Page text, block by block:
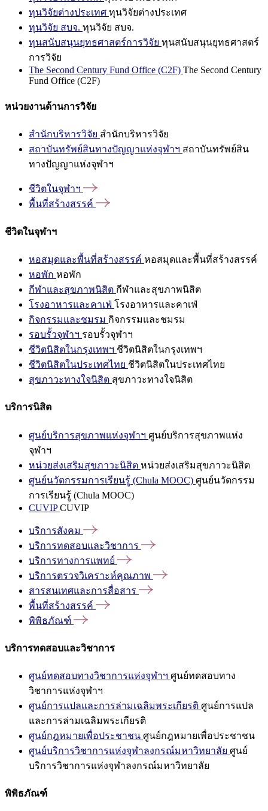
ทุนวิจัยต่างประเทศ ทุนวิจัยต่างประเทศ
ทุนวิจัย สบจ. ทุนวิจัย สบจ.
ทุนสนับสนุนยุทธศาสตร์การวิจัย ทุนสนับสนุนยุทธศาสตร์
การวิจัย
The Second Century Fund Office (C2F) The Second Century
Fund Office (C2F)
หน่วยงานด้านการวิจัย
สำนักบริหารวิจัย สำนักบริหารวิจัย
สถาบันทรัพย์สินทางปัญญาแห่งจุฬาฯ สถาบันทรัพย์สิน
ทางปัญญาแห่งจุฬาฯ
ชีวิตในจุฬาฯ
พื้นที่สร้างสรรค์
ชีวิตในจุฬาฯ
หอสมุดและพื้นที่สร้างสรรค์ หอสมุดและพื้นที่สร้างสรรค์
หอพัก หอพัก
กีฬาและสุขภาพนิสิต กีฬาและสุขภาพนิสิต
โรงอาหารและคาเฟ่ โรงอาหารและคาเฟ่
กิจกรรมและชมรม กิจกรรมและชมรม
รอบรั้วจุฬาฯ รอบรั้วจุฬาฯ
ชีวิตนิสิตในกรุงเทพฯ ชีวิตนิสิตในกรุงเทพฯ
ชีวิตนิสิตในประเทศไทย ชีวิตนิสิตในประเทศไทย
สุขภาวะทางใจนิสิต สุขภาวะทางใจนิสิต
บริการนิสิต
ศูนย์บริการสุขภาพแห่งจุฬาฯ ศูนย์บริการสุขภาพแห่ง
จุฬาฯ
หน่วยส่งเสริมสุขภาวะนิสิต หน่วยส่งเสริมสุขภาวะนิสิต
ศูนย์นวัตกรรมการเรียนรู้ (Chula MOOC) ศูนย์นวัตกรรม
การเรียนรู้ (Chula MOOC)
CUVIPCUVIP
บริการสังคม
บริการทดสอบและวิชาการ
บริการทางการแพทย์
บริการตรวจวิเคราะห์คุณภาพ
สารสนเทศและการสื่อสาร
พื้นที่สร้างสรรค์
พิพิธภัณฑ์
บริการทดสอบและวิชาการ
ศูนย์ทดสอบทางวิชาการแห่งจุฬาฯ ศูนย์ทดสอบทาง
วิชาการแห่งจุฬาฯ
ศูนย์การแปลและการล่ามเฉลิมพระเกียรติ ศูนย์การแปล
และการล่ามเฉลิมพระเกียรติ
ศูนย์กฎหมายเพื่อประชาชน ศูนย์กฎหมายเพื่อประชาชน
ศูนย์บริการวิชาการแห่งจุฬาลงกรณ์มหาวิทยาลัย ศูนย์
บริการวิชาการแห่งจุฬาลงกรณ์มหาวิทยาลัย
พิพิธภัณฑ์